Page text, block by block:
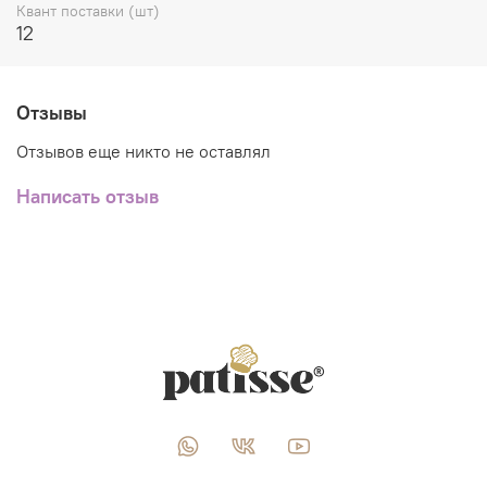
Квант поставки (шт)
12
Отзывы
Отзывов еще никто не оставлял
Написать отзыв